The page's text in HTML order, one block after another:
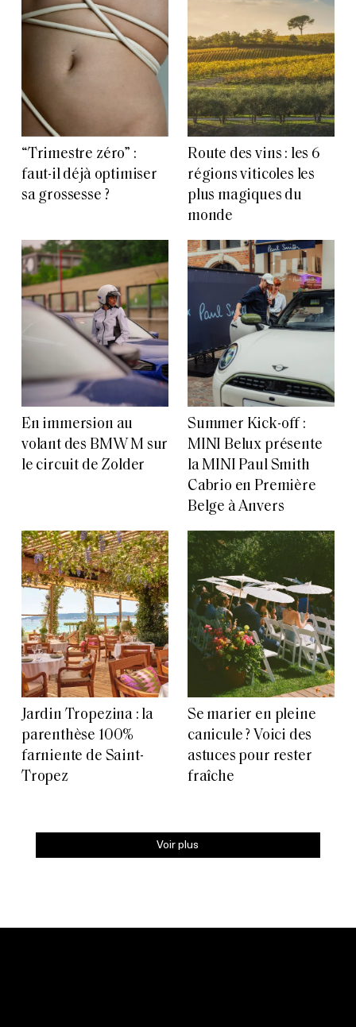
“Trimestre zéro” :
faut-il déjà optimiser
sa grossesse ?
Route des vins : les 6
régions viticoles les
plus magiques du
monde
En immersion au
volant des BMW M sur
le circuit de Zolder
Summer Kick-off :
MINI Belux présente
la MINI Paul Smith
Cabrio en Première
Belge à Anvers
Jardin Tropezina : la
parenthèse 100%
farniente de Saint-
Tropez
Se marier en pleine
canicule ? Voici des
astuces pour rester
fraîche
Voir plus